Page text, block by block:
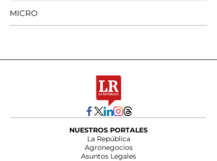
MICRO
NUESTROS PORTALES
La República
Agronegocios
Asuntos Legales